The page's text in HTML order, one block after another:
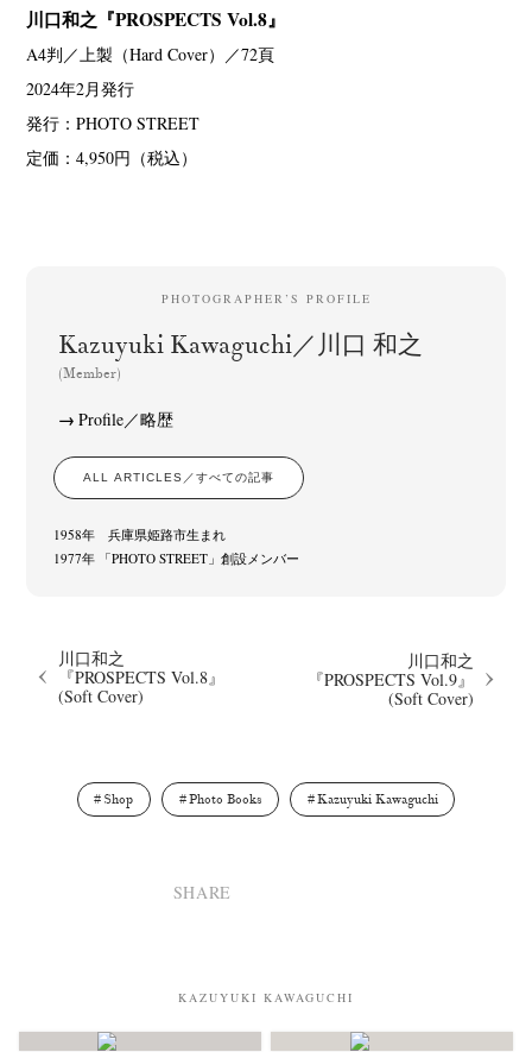
川口和之『PROSPECTS Vol.8』
A4判／上製（Hard Cover）／72頁
2024年2月発行
発行：PHOTO STREET
定価：4,950円（税込）
PHOTOGRAPHER’S PROFILE
Kazuyuki Kawaguchi／川口 和之
(Member)
Profile／略歴
ALL ARTICLES／すべての記事
1958年 兵庫県姫路市生まれ
1977年 「PHOTO STREET」創設メンバー
川口和之
『PROSPECTS Vol.8』
(Soft Cover)
川口和之
『PROSPECTS Vol.9』
(Soft Cover)
Shop Photo Books Kazuyuki Kawaguchi
SHARE
KAZUYUKI KAWAGUCHI